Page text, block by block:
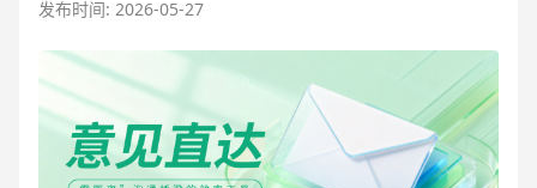
发布时间: 2026-05-27